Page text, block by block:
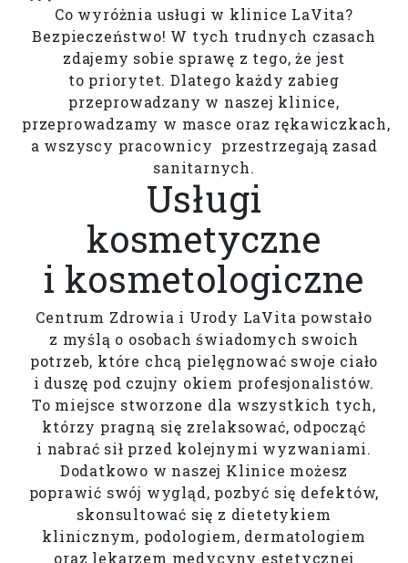
Co wyróżnia usługi w klinice LaVita?
Bezpieczeństwo! W tych trudnych czasach
zdajemy sobie sprawę z tego, że jest
to priorytet. Dlatego każdy zabieg
przeprowadzany w naszej klinice,
przeprowadzamy w masce oraz rękawiczkach,
a wszyscy pracownicy przestrzegają zasad
sanitarnych.
Usługi
kosmetyczne
i kosmetologiczne
Centrum Zdrowia i Urody LaVita powstało
z myślą o osobach świadomych swoich
potrzeb, które chcą pielęgnować swoje ciało
i duszę pod czujny okiem profesjonalistów.
To miejsce stworzone dla wszystkich tych,
którzy pragną się zrelaksować, odpocząć
i nabrać sił przed kolejnymi wyzwaniami.
Dodatkowo w naszej Klinice możesz
poprawić swój wygląd, pozbyć się defektów,
skonsultować się z dietetykiem
klinicznym, podologiem, dermatologiem
oraz lekarzem medycyny estetycznej